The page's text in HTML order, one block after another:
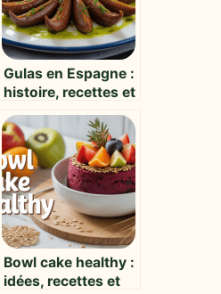
Gulas en Espagne :
histoire, recettes et
vérités sur cette
spécialité
surprenante
Bowl cake healthy :
idées, recettes et